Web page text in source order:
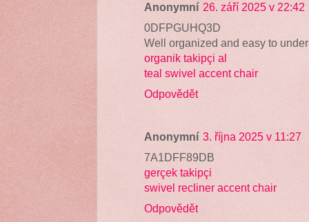
Anonymní 26. září 2025 v 22:42
0DFPGUHQ3D
Well organized and easy to
organik takipçi al
teal swivel accent chair
Odpovědět
Anonymní 3. října 2025 v 11:27
7A1DFF89DB
gerçek takipçi
swivel recliner accent chair
Odpovědět